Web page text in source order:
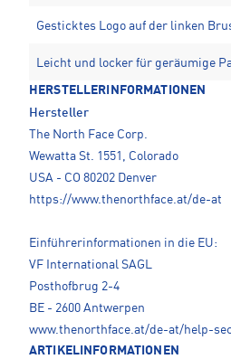
Gesticktes Logo auf der linken
Leicht und locker für geräumige
HERSTELLERINFORMATIONEN
Hersteller
The North Face Corp.
Wewatta St. 1551, Colorado
USA - CO 80202 Denver
https://www.thenorthface.at/de-at
Einführerinformationen in die EU:
VF International SAGL
Posthofbrug 2-4
BE - 2600 Antwerpen
www.thenorthface.at/de-at/help-
ARTIKELINFORMATIONEN